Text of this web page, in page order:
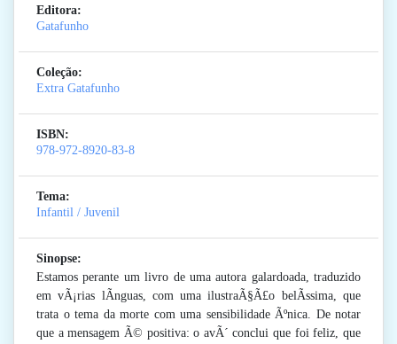
Editora:
Gatafunho
Coleção:
Extra Gatafunho
ISBN:
978-972-8920-83-8
Tema:
Infantil / Juvenil
Sinopse:
Estamos perante um livro de uma autora galardoada, traduzido
em vÃ¡rias lÃ­nguas, com uma ilustraÃ§Ã£o belÃ­ssima, que
trata o tema da morte com uma sensibilidade Ãºnica. De notar
que a mensagem Ã© positiva: o avÃ´ conclui que foi feliz, que